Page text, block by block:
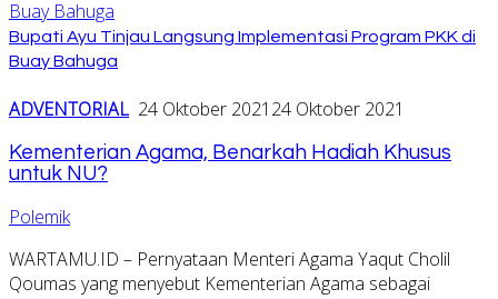
Bupati Ayu Tinjau Langsung Implementasi Program PKK di
Buay Bahuga
ADVENTORIAL 24 Oktober 2021 24 Oktober 2021
Kementerian Agama, Benarkah Hadiah Khusus
untuk NU?
Polemik
WARTAMU.ID – Pernyataan Menteri Agama Yaqut Cholil
Qoumas yang menyebut Kementerian Agama sebagai